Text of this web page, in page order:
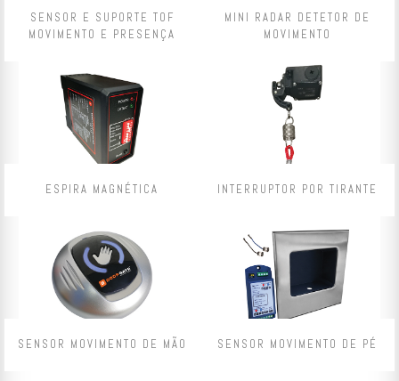
SENSOR E SUPORTE TOF
MOVIMENTO E PRESENÇA
MINI RADAR DETETOR DE
MOVIMENTO
ESPIRA MAGNÉTICA INTERRUPTOR POR TIRANTE
SENSOR MOVIMENTO DE MÃO SENSOR MOVIMENTO DE PÉ